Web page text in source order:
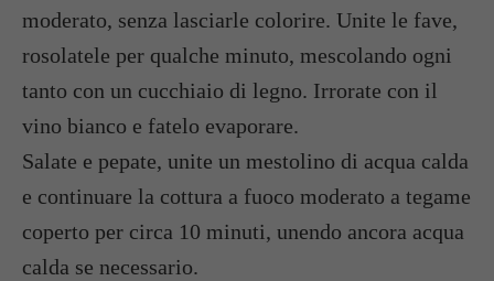
moderato, senza lasciarle colorire. Unite le fave,
rosolatele per qualche minuto, mescolando ogni
tanto con un cucchiaio di legno. Irrorate con il
vino bianco e fatelo evaporare.
Salate e pepate, unite un mestolino di acqua calda
e continuare la cottura a fuoco moderato a tegame
coperto per circa 10 minuti, unendo ancora acqua
calda se necessario.